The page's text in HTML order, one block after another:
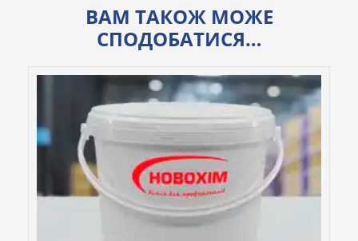
ВАМ ТАКОЖ МОЖЕ
СПОДОБАТИСЯ…